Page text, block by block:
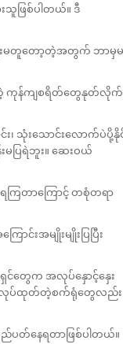
ဖြစ်ပါတယ်။ ဒီ
းမတူတော့တဲ့အတွက် ဘာမှမ
စတဲ့ ကုန်ကျစရိတ်တွေနုတ်လိုက်
၊ သုံးသောင်းလောက်ပဲပို့နို
ပြရဲဘူး။ ဆေးဝယ်
ြတာကြောင့် တစုံတရာ
းအမျိုးမျိုးပြပြီး
င်တွေက အလုပ်နှောင့်နှေး
အလုပ်ထုတ်တဲ့စက်ရုံတွေလည်း
ည်ပတ်နေရတာဖြစ်ပါတယ်။